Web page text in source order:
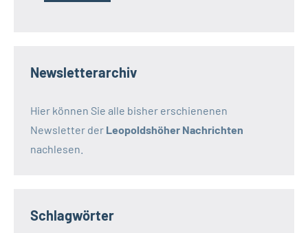
Newsletterarchiv
Hier können Sie alle bisher erschienenen
Newsletter der Leopoldshöher Nachrichten
nachlesen.
Schlagwörter